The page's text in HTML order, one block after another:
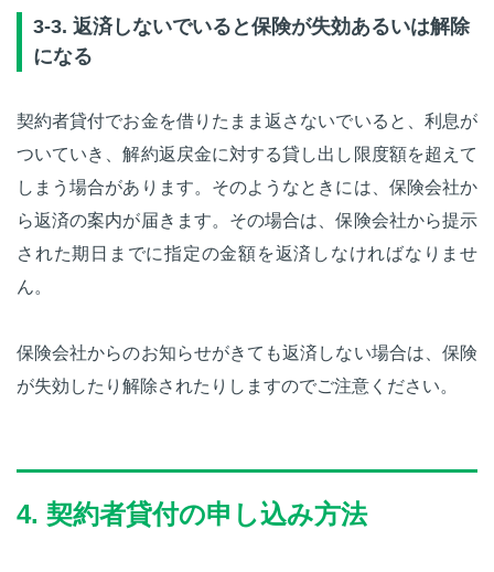
3-3. 返済しないでいると保険が失効あるいは解除
になる
契約者貸付でお金を借りたまま返さないでいると、利息が
ついていき、解約返戻金に対する貸し出し限度額を超えて
しまう場合があります。そのようなときには、保険会社か
ら返済の案内が届きます。その場合は、保険会社から提示
された期日までに指定の金額を返済しなければなりませ
ん。
保険会社からのお知らせがきても返済しない場合は、保険
が失効したり解除されたりしますのでご注意ください。
4. 契約者貸付の申し込み方法